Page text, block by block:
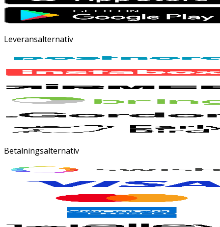
Leveransalternativ
Betalningsalternativ